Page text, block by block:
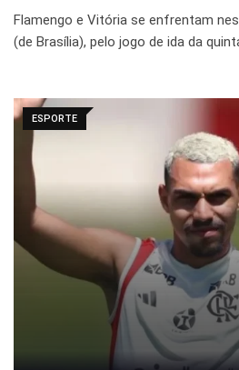
Flamengo e Vitória se enfrentam
(de Brasília), pelo jogo de ida da
ESPORTE